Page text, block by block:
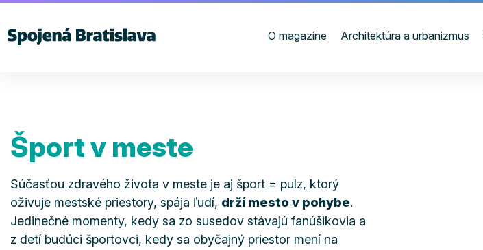
O magazíne Architektúra a urbanizmus
Šport v meste
Súčasťou zdravého života v meste je aj šport = pulz, ktorý
oživuje mestské priestory, spája ľudí, drží mesto v pohybe.
Jedinečné momenty, kedy sa zo susedov stávajú fanúšikovia a
z detí budúci športovci, kedy sa obyčajný priestor mení na